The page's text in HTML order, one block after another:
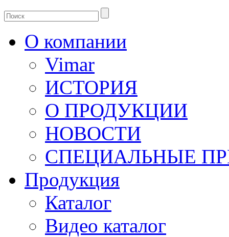
О компании
Vimar
ИСТОРИЯ
О ПРОДУКЦИИ
НОВОСТИ
СПЕЦИАЛЬНЫЕ
Продукция
Каталог
Видео каталог